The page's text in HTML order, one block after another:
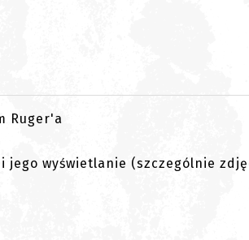
wyświetlanie (szczególnie